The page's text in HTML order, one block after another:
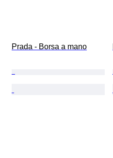
Prada - Borsa a mano